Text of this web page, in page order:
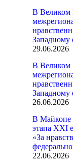
В Великом
Западному
29.06.2026
В Великом
Западному
26.06.2026
В Майкопе
этапа XXI
«За
22.06.2026